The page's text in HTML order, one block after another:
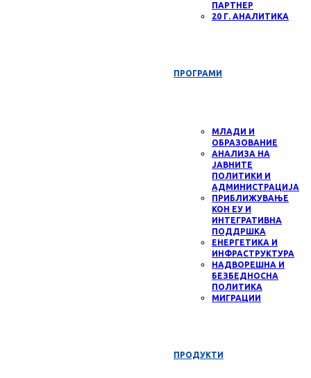
ПАРТНЕР
20 Г. АНАЛИТИКА
ПРОГРАМИ
МЛАДИ И
ОБРАЗОВАНИЕ
АНАЛИЗА НА
ЈАВНИТЕ
ПОЛИТИКИ И
АДМИНИСТРАЦИЈА
ПРИБЛИЖУВАЊЕ
КОН ЕУ И
ИНТЕГРАТИВНА
ПОДДРШКА
ЕНЕРГЕТИКА И
ИНФРАСТРУКТУРА
НАДВОРЕШНА И
БЕЗБЕДНОСНА
ПОЛИТИКА
МИГРАЦИИ
ПРОДУКТИ